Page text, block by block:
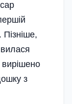
вирішено
з